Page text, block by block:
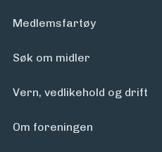
Aktuelt
Medlemsfartøy
Søk om midler
Vern, vedlikehold og drift
Om foreningen